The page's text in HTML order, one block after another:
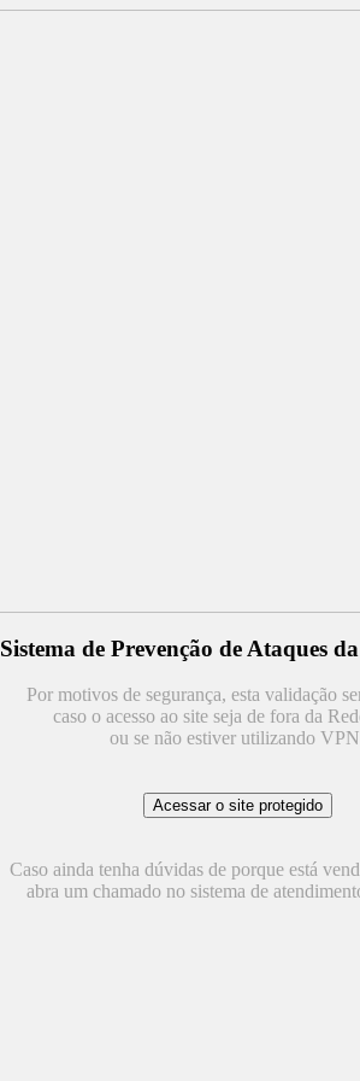
Sistema de Prevenção de Ataques
Por motivos de segurança, esta validação
caso o acesso ao site seja de fora da
ou se não estiver utilizando
Caso ainda tenha dúvidas de porque está
abra um chamado no sistema de